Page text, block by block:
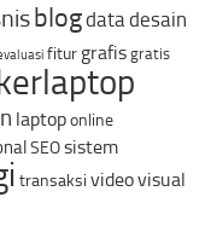
blogdatadesain
fitur grafis gratis
laptoponline
SEOsistem
transaksi videovisual